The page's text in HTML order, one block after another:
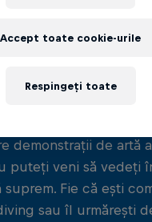
pentru a ajunge la
demonstrații de artă
puteți veni să vedeți
Fie că ești
sau îl urmărești
Respingeți toate
Accept toate cookie-urile